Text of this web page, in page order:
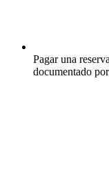
Pagar una
documentado